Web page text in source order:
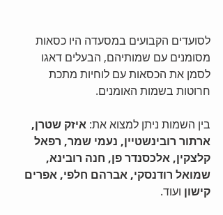
לסועדים הקבועים במסעדה היו כסאות
מסומנים עם שמותיהם, הבעלים דאגו
לסמן את הכסאות עם לוחיות מתכת
חרוטות בשמות האומנים.
בין השמות ניתן למצוא את: איזק שטרן,
ארתור רובינשטיין, נעמי שמר, רפאל
קלצקין, אלכסנדר פן, חנה רובינא,
שמואל רודנסקי, אברהם חלפי, אפרים
קישון ועוד.